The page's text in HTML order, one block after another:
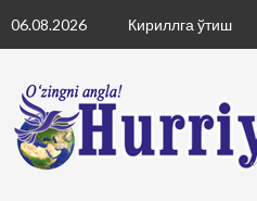
to
06.08.2026 Кириллга ўтиш